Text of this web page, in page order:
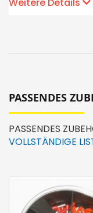
PASSENDES
PASSENDES
VOLLSTÄNDIGE